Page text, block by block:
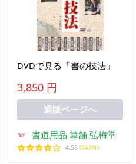
DVDで見る「書の技法」
3,850 円
通販ページへ
書道用品 筆舗 弘梅堂
4.59 (343件)